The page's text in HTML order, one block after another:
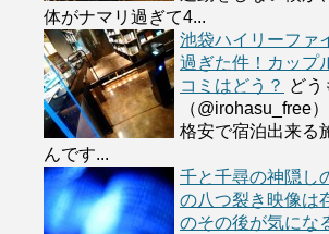
体がナマリ過ぎて4...
池袋ハイリーファ
過ぎた件！カップ
コミはどう？ どう
（@irohasu_free
格安で宿泊出来る
んです...
千と千尋の神隠し
の八つ裂き映像は
のその後が気にな